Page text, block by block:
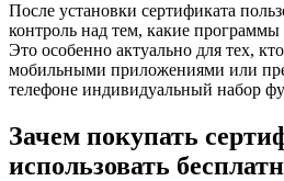
После установки сертификата
контроль над тем, какие программы
Это особенно актуально для тех,
мобильными приложениями или
телефоне индивидуальный набор
Зачем покупать
использовать